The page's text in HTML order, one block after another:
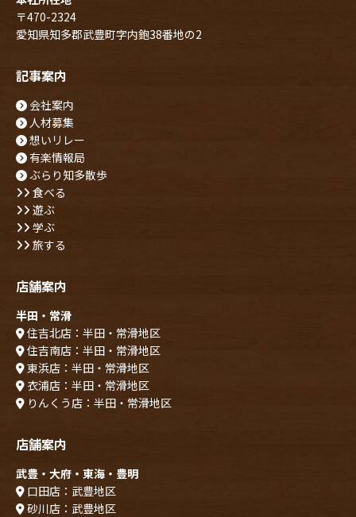
〒470-2324
愛知県知多郡武豊町字内鉋38番地の2
記事案内
会社案内
人材募集
想いリレー
有楽情報局
ぶらり知多散歩
食べる
遊ぶ
学ぶ
旅する
店舗案内
半田・常滑
住吉北店：半田・常滑地区
住吉南店：半田・常滑地区
東浜店：半田・常滑地区
衣浦店：半田・常滑地区
りんくう店：半田・常滑地区
店舗案内
武豊・大府・東海・豊明
口田店：武豊地区
砂川店：武豊地区